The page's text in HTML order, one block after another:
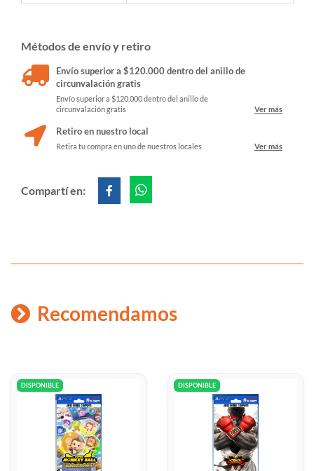
Métodos de envío y retiro
Envío superior a $120.000 dentro del anillo de
circunvalación gratis
Envío superior a $120.000 dentro del anillo de
circunvalación gratis
Ver más
Retiro en nuestro local
Retira tu compra en uno de nuestros locales Ver más
Compartí en:
Recomendamos
DISPONIBLE DISPONIBLE